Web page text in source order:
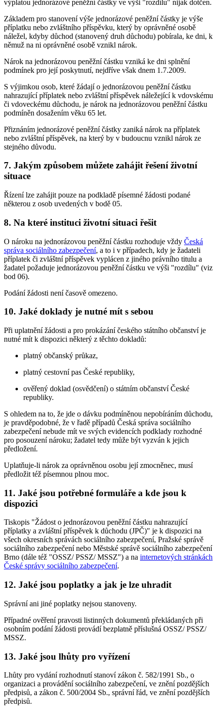
výplatou jednorázové peněžní částky ve výši "rozdílu" nijak dotčen.
Základem pro stanovení výše jednorázové peněžní částky je výše
příplatku nebo zvláštního příspěvku, který by oprávněné osobě
náležel, kdyby důchod (stanovený druh důchodu) pobírala, ke dni, k
němuž na ni oprávněné osobě vznikl nárok.
Nárok na jednorázovou peněžní částku vzniká ke dni splnění
podmínek pro její poskytnutí, nejdříve však dnem 1.7.2009.
S výjimkou osob, které žádají o jednorázovou peněžní částku
nahrazující příplatek nebo zvláštní příspěvek náležející k vdovskému
či vdoveckému důchodu, je nárok na jednorázovou peněžní částku
podmíněn dosažením věku 65 let.
Přiznáním jednorázové peněžní částky zaniká nárok na příplatek
nebo zvláštní příspěvek, na který by v budoucnu vznikl nárok ze
stejného důvodu.
7. Jakým způsobem můžete zahájit řešení životní
situace
Řízení lze zahájit pouze na podkladě písemné žádosti podané
některou z osob uvedených v bodě 05.
8. Na které instituci životní situaci řešit
O nároku na jednorázovou peněžní částku rozhoduje vždy Česká
správa sociálního zabezpečení, a to i v případech, kdy je žadateli
příplatek či zvláštní příspěvek vyplácen z jiného právního titulu a
žadatel požaduje jednorázovou peněžní částku ve výši "rozdílu" (viz
bod 06).
Podání žádosti není časově omezeno.
10. Jaké doklady je nutné mít s sebou
Při uplatnění žádosti a pro prokázání českého státního občanství je
nutné mít k dispozici některý z těchto dokladů:
platný občanský průkaz,
platný cestovní pas České republiky,
ověřený doklad (osvědčení) o státním občanství České
republiky.
S ohledem na to, že jde o dávku podmíněnou nepobíráním důchodu,
je pravděpodobné, že v řadě případů Česká správa sociálního
zabezpečení nebude mít ve svých evidencích podklady rozhodné
pro posouzení nároku; žadatel tedy může být vyzván k jejich
předložení.
Uplatňuje-li nárok za oprávněnou osobu její zmocněnec, musí
předložit též písemnou plnou moc.
11. Jaké jsou potřebné formuláře a kde jsou k
dispozici
Tiskopis "Žádost o jednorázovou peněžní částku nahrazující
příplatky a zvláštní příspěvek k důchodu (JPČ)" je k dispozici na
všech okresních správách sociálního zabezpečení, Pražské správě
sociálního zabezpečení nebo Městské správě sociálního zabezpečení
Brno (dále též "OSSZ/ PSSZ/ MSSZ") a na internetových stránkách
České správy sociálního zabezpečení.
12. Jaké jsou poplatky a jak je lze uhradit
Správní ani jiné poplatky nejsou stanoveny.
Případné ověření pravosti listinných dokumentů překládaných při
osobním podání žádosti provádí bezplatně příslušná OSSZ/ PSSZ/
MSSZ.
13. Jaké jsou lhůty pro vyřízení
Lhůty pro vydání rozhodnutí stanoví zákon č. 582/1991 Sb., o
organizaci a provádění sociálního zabezpečení, ve znění pozdějších
předpisů, a zákon č. 500/2004 Sb., správní řád, ve znění pozdějších
předpisů.